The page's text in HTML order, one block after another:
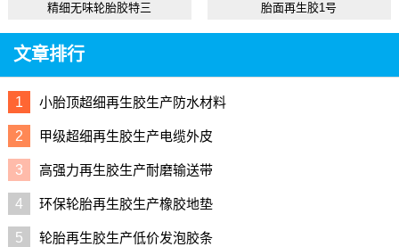
精细无味轮胎胶特三 胎面再生胶1号
文章排行
1 小胎顶超细再生胶生产防水材料
2 甲级超细再生胶生产电缆外皮
3 高强力再生胶生产耐磨输送带
4 环保轮胎再生胶生产橡胶地垫
5 轮胎再生胶生产低价发泡胶条